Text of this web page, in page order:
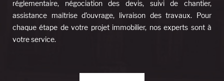
réglementaire, négociation des devis, suivi de chantier,
assistance maîtrise d’ouvrage, livraison des travaux. Pour
chaque étape de votre projet immobilier, nos experts sont à
votre service.